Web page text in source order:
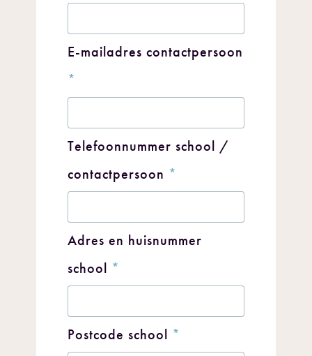
E-mailadres contactpersoon
*
Telefoonnummer school /
contactpersoon *
Adres en huisnummer
school *
Postcode school *